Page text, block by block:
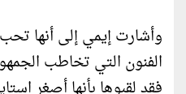
وأشارت إيمي إلى أنها
الفنون التي تخاطب